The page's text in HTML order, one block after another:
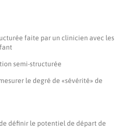
faite par un clinicien avec les
semi-structurée
le degré de «sévérité» de
définir le potentiel de départ de